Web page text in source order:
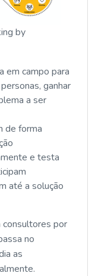
by
em campo para
ganhar
a ser
de forma
e testa
até a solução
consultores por
no
as